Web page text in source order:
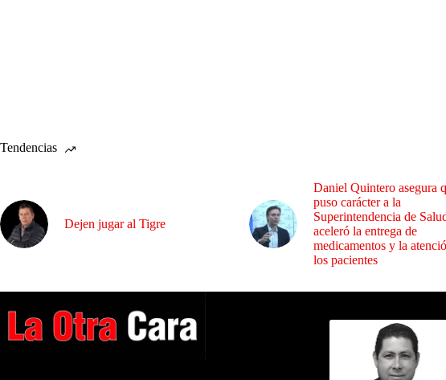
Tendencias
Dejen jugar al Tigre
Daniel Quintero asegura
puso carácter a la
Superintendencia de
aceleró la entrega de
medicamentos y la
los pacientes